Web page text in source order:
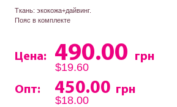
Ткань: экокожа+дайвинг.
Пояс в комплекте
Цена: 490.00
грн
$19.60
Опт:
450.00 грн
$18.00